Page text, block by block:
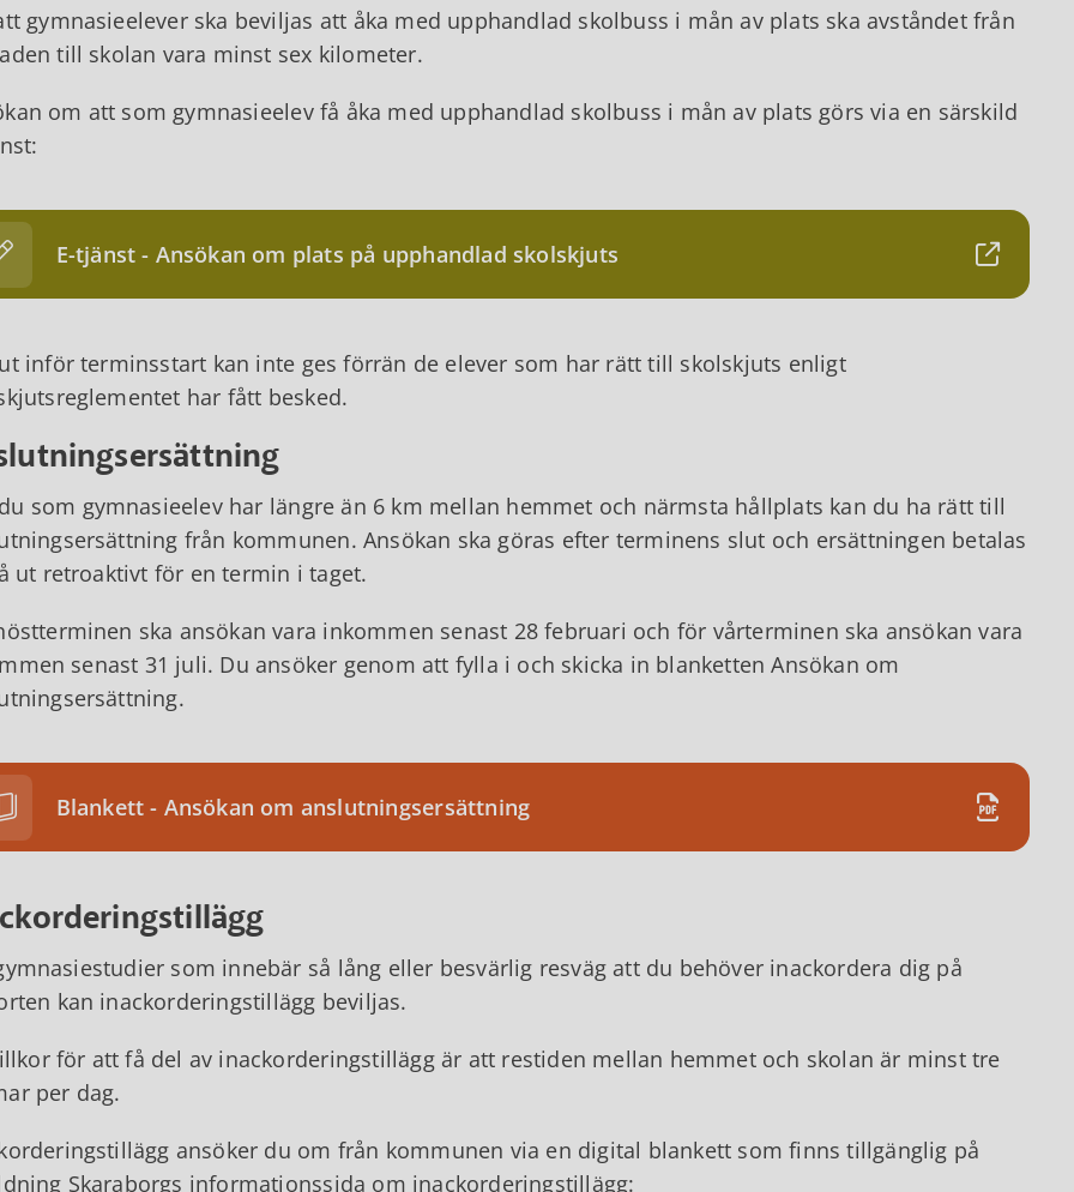
gymnasieelever ska beviljas att åka med upphandlad skolbuss i mån av plats ska avståndet från
till skolan vara minst sex kilometer.
om att som gymnasieelev få åka med upphandlad skolbuss i mån av plats görs via en särskild
E-tjänst - Ansökan om plats på upphandlad skolskjuts
inför terminsstart kan inte ges förrän de elever som har rätt till skolskjuts enligt
har fått besked.
som gymnasieelev har längre än 6 km mellan hemmet och närmsta hållplats kan du ha rätt till
från kommunen. Ansökan ska göras efter terminens slut och ersättningen betalas
ut retroaktivt för en termin i taget.
ska ansökan vara inkommen senast 28 februari och för vårterminen ska ansökan vara
senast 31 juli. Du ansöker genom att fylla i och skicka in blanketten Ansökan om
Blankett - Ansökan om anslutningsersättning
som innebär så lång eller besvärlig resväg att du behöver inackordera dig på
kan inackorderingstillägg beviljas.
för att få del av inackorderingstillägg är att restiden mellan hemmet och skolan är minst tre
per dag.
ansöker du om från kommunen via en digital blankett som finns tillgänglig på
Skaraborgs informationssida om inackorderingstillägg: